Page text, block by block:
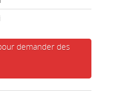
demander des